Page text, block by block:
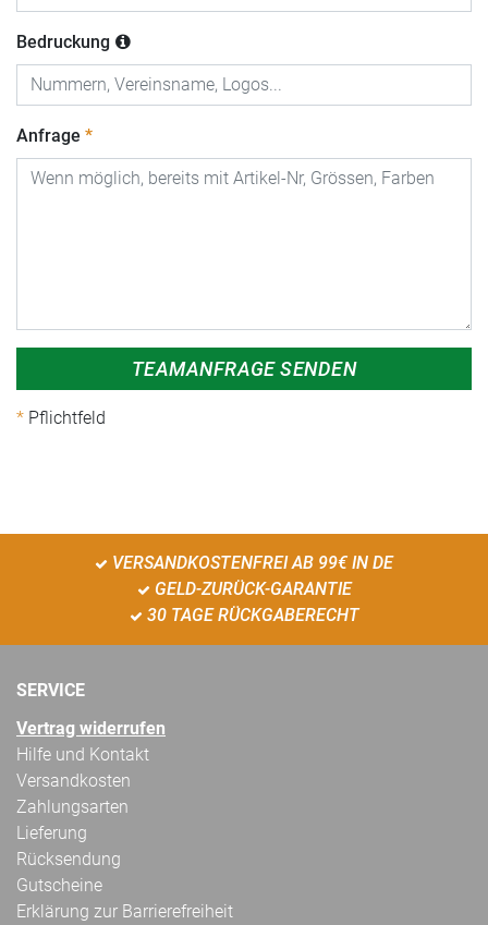
Bedruckung
Anfrage
TEAMANFRAGE SENDEN
Pflichtfeld
VERSANDKOSTENFREI AB 99€ IN DE
GELD-ZURÜCK-GARANTIE
30 TAGE RÜCKGABERECHT
SERVICE
Vertrag widerrufen
Hilfe und Kontakt
Versandkosten
Zahlungsarten
Lieferung
Rücksendung
Gutscheine
Erklärung zur Barrierefreiheit